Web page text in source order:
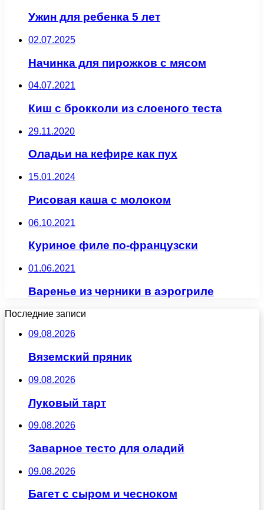
Ужин для ребенка 5 лет
02.07.2025
Начинка для пирожков с мясом
04.07.2021
Киш с брокколи из слоеного теста
29.11.2020
Оладьи на кефире как пух
15.01.2024
Рисовая каша с молоком
06.10.2021
Куриное филе по-французски
01.06.2021
Варенье из черники в аэрогриле
Последние записи
09.08.2026
Вяземский пряник
09.08.2026
Луковый тарт
09.08.2026
Заварное тесто для оладий
09.08.2026
Багет с сыром и чесноком